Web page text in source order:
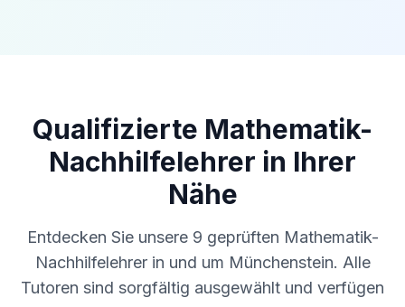
Qualifizierte Mathematik-
Nachhilfelehrer in Ihrer
Nähe
Entdecken Sie unsere 9 geprüften Mathematik-
Nachhilfelehrer in und um Münchenstein. Alle
Tutoren sind sorgfältig ausgewählt und verfügen